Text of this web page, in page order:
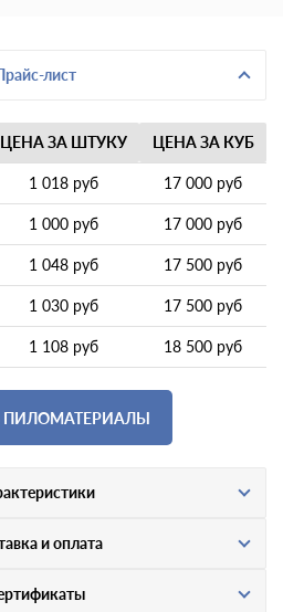
лист
ЦЕНА ЗА ШТУКУ ЦЕНА ЗА КУБ
1 018 руб 17 000 руб
1 000 руб 17 000 руб
1 048 руб 17 500 руб
1 030 руб 17 500 руб
1 108 руб 18 500 руб
ПИЛОМАТЕРИАЛЫ
и оплата